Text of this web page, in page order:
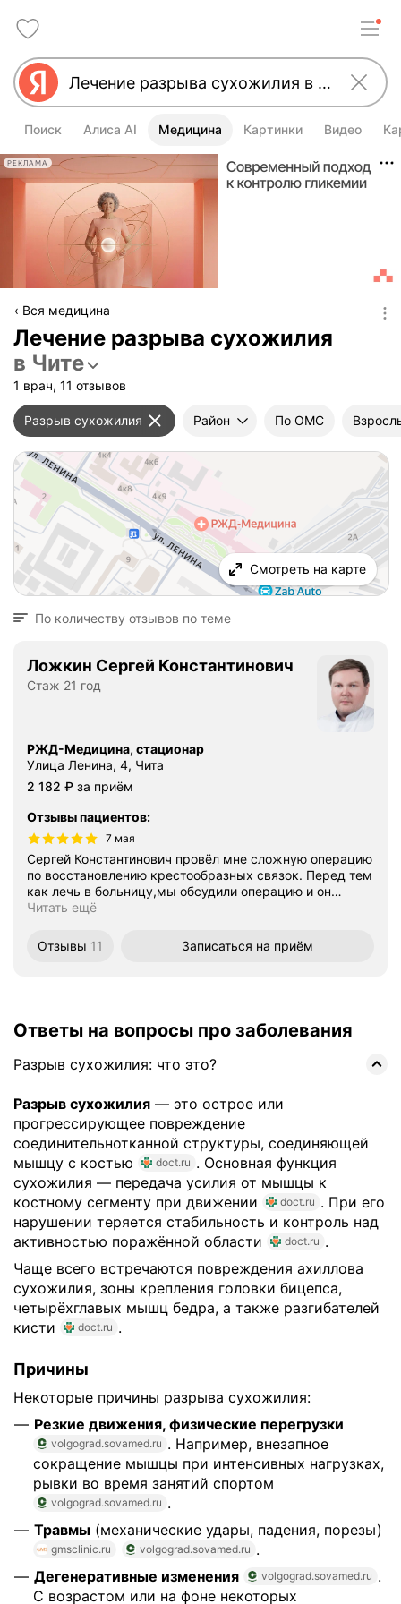
Поиск Алиса AI Медицина Картинки Видео
РЕКЛАМА
Вся медицина
Лечение разрыва сухожилия
в Чите
1 врач, 11 отзывов
Разрыв сухожилия Район По ОМС
Смотреть на карте
По количеству отзывов по теме
Ложкин Сергей Константинович
Стаж 21 год
РЖД-Медицина, стационар
Улица Ленина, 4, Чита
Цена
2182
2 182 ₽ за приём
Отзывы пациентов:
7 мая
Сергей Константинович провёл мне сложную операцию
по восстановлению крестообразных связок. Перед тем
как лечь в больницу,мы обсудили операцию и он…
Читать ещё
Отзывы 11 Записаться на приём
Ответы на вопросы про заболевания
Разрыв сухожилия: что это?
Разрыв сухожилия — это острое или
прогрессирующее повреждение
соединительнотканной структуры, соединяющей
мышцу с костью
doct.ru . Основная функция
сухожилия — передача усилия от мышцы к
костному сегменту при движении
doct.ru . При его
нарушении теряется стабильность и контроль над
активностью поражённой области
doct.ru .
Чаще всего встречаются повреждения ахиллова
сухожилия, зоны крепления головки бицепса,
четырёхглавых мышц бедра, а также разгибателей
кисти
doct.ru .
Причины
Некоторые причины разрыва сухожилия:
Резкие движения, физические перегрузки
volgograd.sovamed.ru . Например, внезапное
сокращение мышцы при интенсивных нагрузках,
рывки во время занятий спортом
volgograd.sovamed.ru .
Травмы (механические удары, падения, порезы)
gmsclinic.ru volgograd.sovamed.ru .
Дегенеративные изменения
volgograd.sovamed.ru .
С возрастом или на фоне некоторых